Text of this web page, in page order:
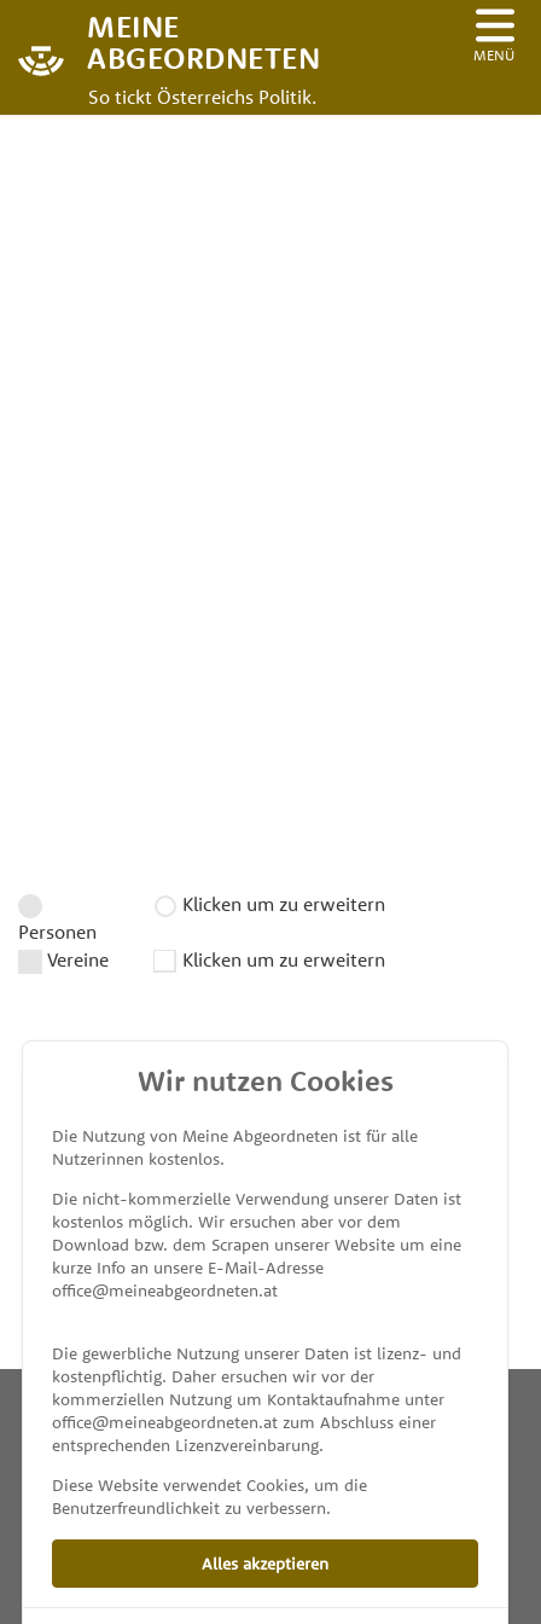
MEINE
ABGEORDNETEN
So tickt Österreichs Politik.
MENÜ
Personen
Klicken um zu erweitern
Vereine Klicken um zu erweitern
MEINE ABGEORDNETEN
unterstützt von
IMPRESSUM & KONTAKT
Wir nutzen Cookies
Die Nutzung von Meine Abgeordneten ist für alle
Nutzerinnen kostenlos.
Die nicht-kommerzielle Verwendung unserer Daten ist
kostenlos möglich. Wir ersuchen aber vor dem
Download bzw. dem Scrapen unserer Website um eine
kurze Info an unsere E-Mail-Adresse
office@meineabgeordneten.at
Die gewerbliche Nutzung unserer Daten ist lizenz- und
kostenpflichtig. Daher ersuchen wir vor der
kommerziellen Nutzung um Kontaktaufnahme unter
office@meineabgeordneten.at zum Abschluss einer
entsprechenden Lizenzvereinbarung.
Diese Website verwendet Cookies, um die
Benutzerfreundlichkeit zu verbessern.
Alles akzeptieren